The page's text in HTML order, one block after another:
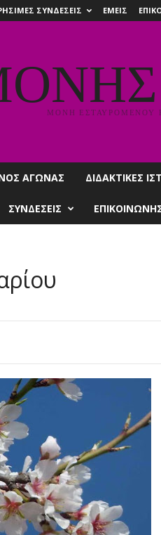
ΣΥΝΔΕΣΕΙΣ ΕΜΕΙΣ
ΜΟΝΗ ΕΣΤΑΥΡΟΜΕΝΟΥ
ΑΓΩΝΑΣ ΔΙΔΑΚΤΙΚΕΣ
ΣΥΝΔΕΣΕΙΣ